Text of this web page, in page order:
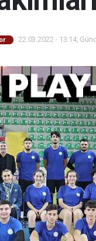
22.03.2022 - 13:14,